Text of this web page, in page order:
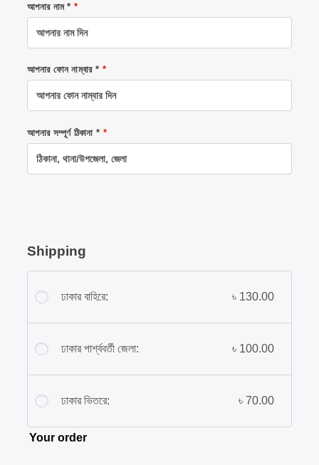
আপনার নাম * *
আপনার ফোন নাম্বার * *
আপনার সম্পূর্ণ ঠিকানা * *
Shipping
ঢাকার বাহিরে: ৳ 130.00
ঢাকার পার্শ্ববর্তী জেলা: ৳ 100.00
ঢাকার ভিতরে: ৳ 70.00
Your order